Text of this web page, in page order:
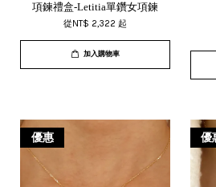
項鍊禮盒-Letitia單鑽女項鍊
從NT$ 2,322 起
加入購物車
優惠 優